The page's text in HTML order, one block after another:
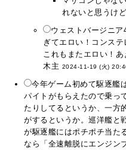
れないと思うけ
ウェストバージニ
ぎてエロい！コンス
これもまたエロい！
木主 2024-11-19 (火)
今年ゲーム初めて駆逐艦
パイトがもらえたので乗っ
たりしてるというか、一方
がするというか。巡洋艦と
が駆逐艦にはポチポチ当た
なら「全速離脱にエンジン